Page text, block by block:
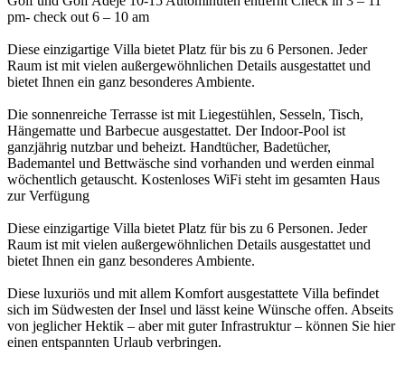
pm- check out 6 – 10 am
Diese einzigartige Villa bietet Platz für bis zu 6 Personen. Jeder
Raum ist mit vielen außergewöhnlichen Details ausgestattet und
bietet Ihnen ein ganz besonderes Ambiente.
Die sonnenreiche Terrasse ist mit Liegestühlen, Sesseln, Tisch,
Hängematte und Barbecue ausgestattet. Der Indoor-Pool ist
ganzjährig nutzbar und beheizt. Handtücher, Badetücher,
Bademantel und Bettwäsche sind vorhanden und werden einmal
wöchentlich getauscht. Kostenloses WiFi steht im gesamten Haus
zur Verfügung
Diese einzigartige Villa bietet Platz für bis zu 6 Personen. Jeder
Raum ist mit vielen außergewöhnlichen Details ausgestattet und
bietet Ihnen ein ganz besonderes Ambiente.
Diese luxuriös und mit allem Komfort ausgestattete Villa befindet
sich im Südwesten der Insel und lässt keine Wünsche offen. Abseits
von jeglicher Hektik – aber mit guter Infrastruktur – können Sie hier
einen entspannten Urlaub verbringen.